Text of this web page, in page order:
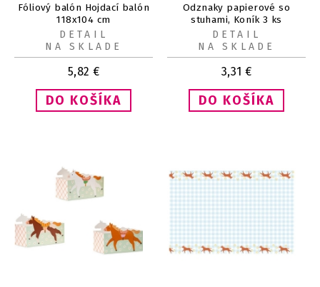
Fóliový balón Hojdací balón
118x104 cm
5,82 €
DETAIL
NA SKLADE
Odznaky papierové so
stuhami, Koník 3 ks
3,31 €
DETAIL
NA SKLADE